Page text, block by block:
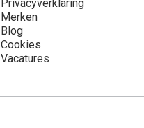
Privacyverklaring
Merken
Blog
Cookies
Vacatures